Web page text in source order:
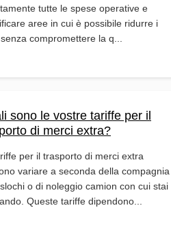
tutte le spese operative e
aree in cui è possibile ridurre i
compromettere la q...
sono le vostre tariffe per il
di merci extra?
per il trasporto di merci extra
variare a seconda della compagnia
o di noleggio camion con cui stai
Queste tariffe dipendono...